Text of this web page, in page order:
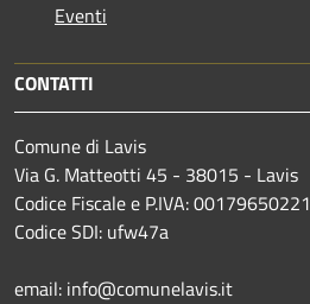
Eventi
CONTATTI
Comune di Lavis
Via G. Matteotti 45 - 38015 - Lavis
Codice Fiscale e P.IVA: 00179650221
Codice SDI: ufw47a
email: info@comunelavis.it